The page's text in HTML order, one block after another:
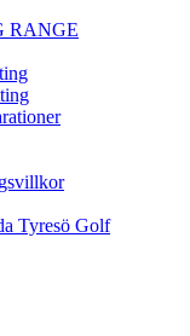
RANGE
Tyresö Golf